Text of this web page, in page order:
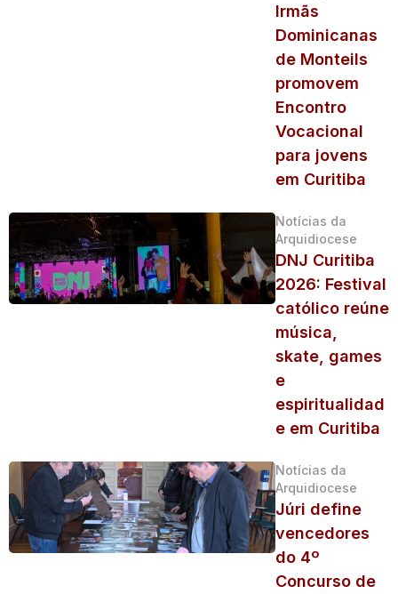
Irmãs
Dominicanas
de Monteils
promovem
Encontro
Vocacional
para jovens
em Curitiba
Notícias da
Arquidiocese
DNJ Curitiba
2026: Festival
católico reúne
música,
skate, games
e
espiritualidad
e em Curitiba
Notícias da
Arquidiocese
Júri define
vencedores
do 4º
Concurso de